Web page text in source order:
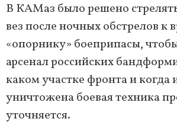
В КАМаз было решено
вез после ночных обстрелов к
«опорнику» боеприпасы,
арсенал российских
каком участке фронта и
уничтожена боевая техника
уточняется.